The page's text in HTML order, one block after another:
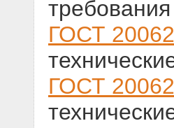
требования
ГОСТ
ГОСТ